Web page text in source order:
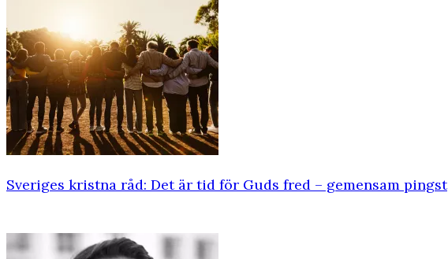
Sveriges kristna råd: Det är tid för Guds fred – gemensam pingst